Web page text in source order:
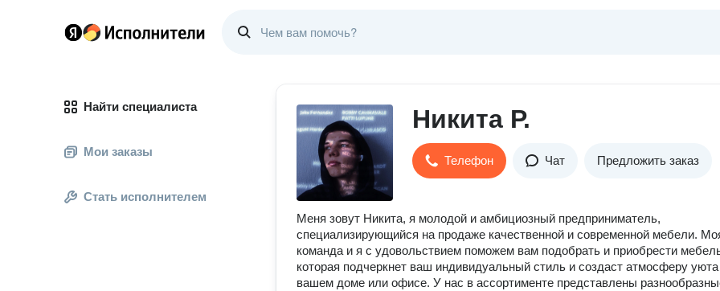
Найти специалиста
Мои заказы
Стать исполнителем
Никита Р.
Телефон Чат Предложить заказ
Меня зовут Никита, я молодой и амбициозный предприниматель,
специализирующийся на продаже качественной и современной мебели.
команда и я с удовольствием поможем вам подобрать и приобрести
которая подчеркнет ваш индивидуальный стиль и создаст атмосферу
вашем доме или офисе. У нас в ассортименте представлены